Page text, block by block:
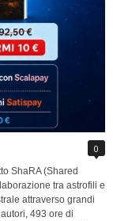
0
ShaRA (Shared
tra astrofili e
attraverso grandi
493 ore di